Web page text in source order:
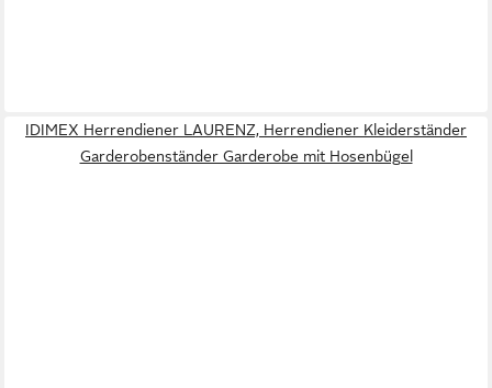
IDIMEX Herrendiener LAURENZ, Herrendiener Kleiderständer
Garderobenständer Garderobe mit Hosenbügel